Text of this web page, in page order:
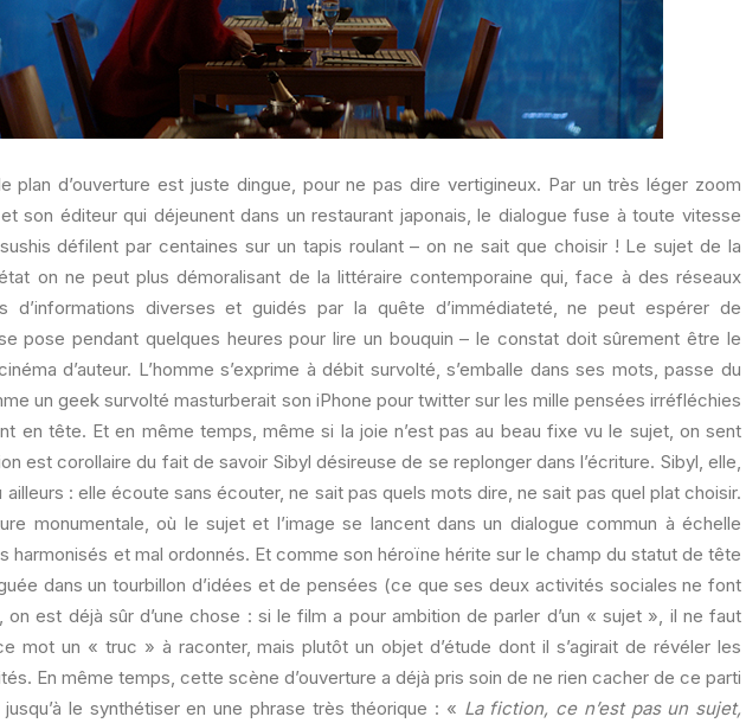
plan d’ouverture est juste dingue, pour ne pas dire vertigineux. Par un très léger zoom
son éditeur qui déjeunent dans un restaurant japonais, le dialogue fuse à toute vitesse
défilent par centaines sur un tapis roulant – on ne sait que choisir ! Le sujet de la
on ne peut plus démoralisant de la littéraire contemporaine qui, face à des réseaux
d’informations diverses et guidés par la quête d’immédiateté, ne peut espérer de
se pose pendant quelques heures pour lire un bouquin – le constat doit sûrement être le
d’auteur. L’homme s’exprime à débit survolté, s’emballe dans ses mots, passe du
un geek survolté masturberait son iPhone pour twitter sur les mille pensées irréfléchies
en tête. Et en même temps, même si la joie n’est pas au beau fixe vu le sujet, on sent
est corollaire du fait de savoir Sibyl désireuse de se replonger dans l’écriture. Sibyl, elle,
ailleurs : elle écoute sans écouter, ne sait pas quels mots dire, ne sait pas quel plat choisir.
monumentale, où le sujet et l’image se lancent dans un dialogue commun à échelle
harmonisés et mal ordonnés. Et comme son héroïne hérite sur le champ du statut de tête
dans un tourbillon d’idées et de pensées (ce que ses deux activités sociales ne font
on est déjà sûr d’une chose : si le film a pour ambition de parler d’un « sujet », il ne faut
mot un « truc » à raconter, mais plutôt un objet d’étude dont il s’agirait de révéler les
En même temps, cette scène d’ouverture a déjà pris soin de ne rien cacher de ce parti
jusqu’à le synthétiser en une phrase très théorique : « La fiction, ce n’est pas un sujet,